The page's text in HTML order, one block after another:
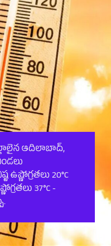
ఆదిలాబాద్,
20°C
37°C -